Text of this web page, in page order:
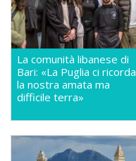
La comunità libanese di
Bari: «La Puglia ci ricorda
la nostra amata ma
difficile terra»